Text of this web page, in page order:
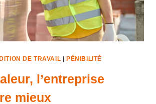
DE TRAVAIL |PÉNIBILITÉ
l’entreprise
mieux